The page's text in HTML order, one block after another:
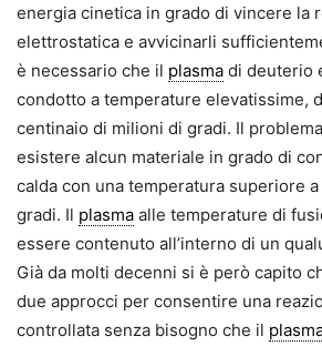
energia cinetica in grado di vincere la
elettrostatica e avvicinarli
è necessario che il plasma di deuterio
condotto a temperature elevatissime,
centinaio di milioni di gradi. Il
esistere alcun materiale in grado di
calda con una temperatura superiore
gradi. Il plasma alle temperature di
essere contenuto all’interno di un
Già da molti decenni si è però capito
due approcci per consentire una
controllata senza bisogno che il